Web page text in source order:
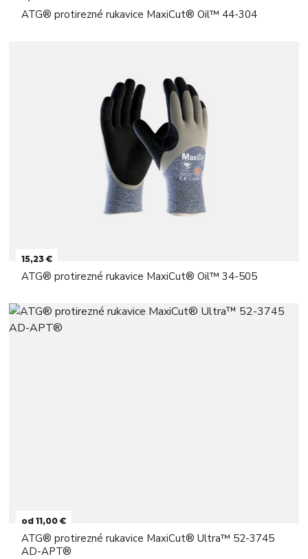
ATG® protirezné rukavice MaxiCut® Oil™ 44-304
15,23 €
ATG® protirezné rukavice MaxiCut® Oil™ 34-505
od 11,00 €
ATG® protirezné rukavice MaxiCut® Ultra™ 52-3745
AD-APT®